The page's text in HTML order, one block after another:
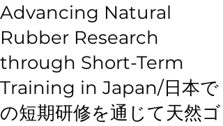
Advancing Natural
Rubber Research
through Short-Term
Training in Japan/日本で
の短期研修を通じて天然ゴ